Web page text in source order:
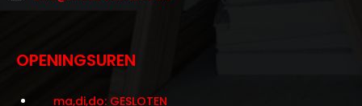
OPENINGSUREN
ma,di,do: GESLOTEN